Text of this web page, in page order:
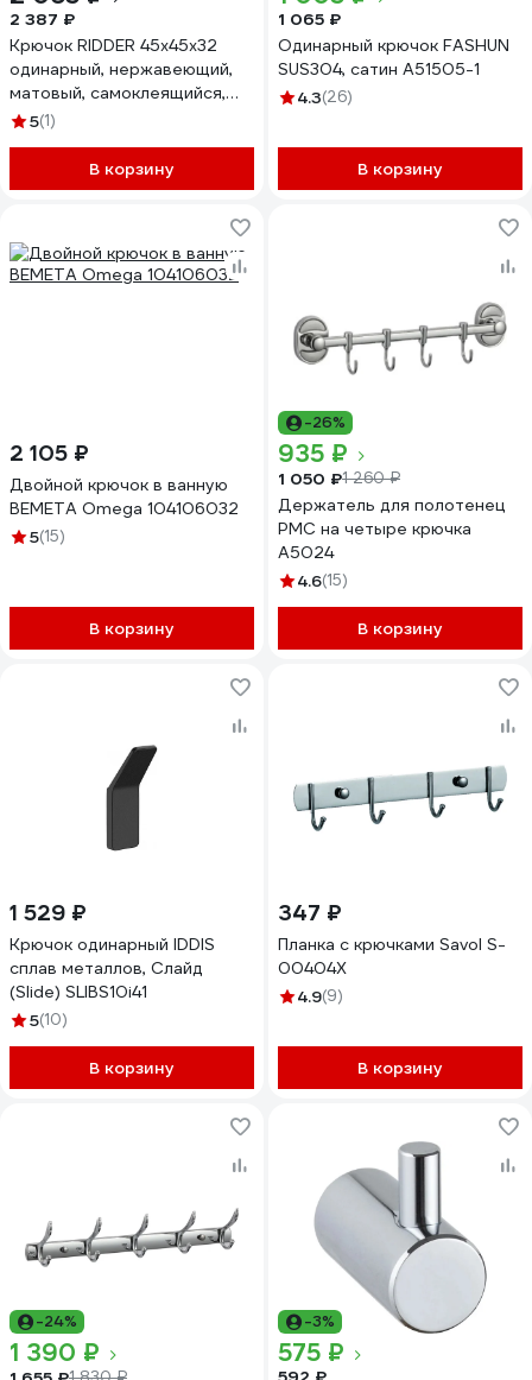
2 387 ₽
Крючок RIDDER 45x45x32
одинарный, нержавеющий,
матовый, самоклеящийся,
2шт. 131040700
5(1)
В корзину
1 065 ₽
Одинарный крючок FASHUN
SUS304, сатин A51505-1
4.3(26)
В корзину
2 105 ₽
Двойной крючок в ванную
BEMETA Omega 104106032
5(15)
В корзину
-26%
935 ₽
1 050 ₽1 260 ₽
Держатель для полотенец
РМС на четыре крючка
A5024
4.6(15)
В корзину
1 529 ₽
Крючок одинарный IDDIS
сплав металлов, Слайд
(Slide) SLIBS10i41
5(10)
В корзину
347 ₽
Планка с крючками Savol S-
00404X
4.9(9)
В корзину
-24%
1 390 ₽
-3%
575 ₽